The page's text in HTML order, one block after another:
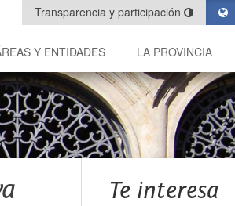
Transparencia y participación
Y ENTIDADES LA PROVINCIA
Te interesa